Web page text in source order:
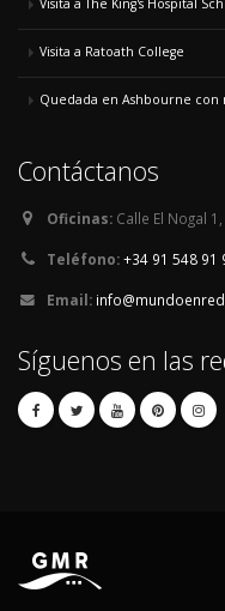
Visita a The King's Hospital
Visita a Ratoath College
Quedada en Ashbourne con
Contáctanos
Oficinas: Calle El Nogal
Teléfono:+34 91 548 91
Email:
Síguenos en las